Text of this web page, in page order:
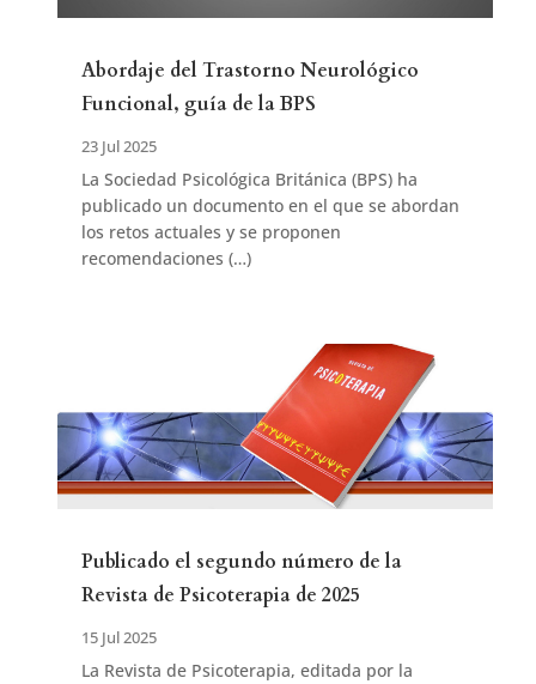
Abordaje del Trastorno Neurológico
Funcional, guía de la BPS
23 Jul 2025
La Sociedad Psicológica Británica (BPS) ha
publicado un documento en el que se abordan
los retos actuales y se proponen
recomendaciones (…)
Publicado el segundo número de la
Revista de Psicoterapia de 2025
15 Jul 2025
La Revista de Psicoterapia, editada por la